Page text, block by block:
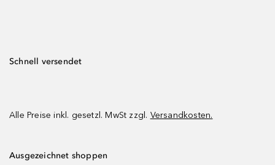
Schnell versendet
Alle Preise inkl. gesetzl. MwSt zzgl. Versandkosten.
Ausgezeichnet shoppen